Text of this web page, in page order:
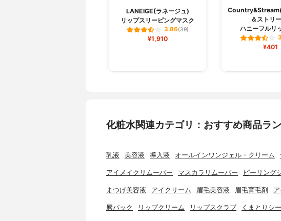
LANEIGE(ラネージュ)
リップスリーピングマスク
3.86(39)
¥1,910
＆ストリ
ハニーフルリ
¥401
化粧水関連カテゴリ：おすすめ商品ラ
乳液 美容液 導入液 オールインワンジェル・クリーム
アイメイクリムーバー マスカラリムーバー ピーリング
まつげ美容液 アイクリーム 眉毛美容液 眉毛育毛剤
唇パック リップクリーム リップスクラブ くまとりシ